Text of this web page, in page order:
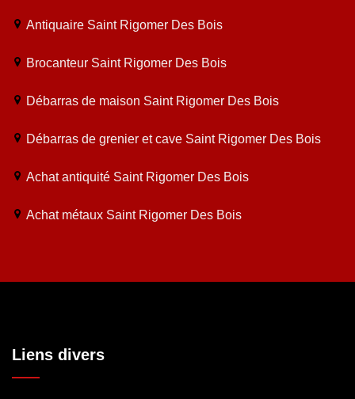
Antiquaire Saint Rigomer Des Bois
Brocanteur Saint Rigomer Des Bois
Débarras de maison Saint Rigomer Des Bois
Débarras de grenier et cave Saint Rigomer Des Bois
Achat antiquité Saint Rigomer Des Bois
Achat métaux Saint Rigomer Des Bois
Liens divers